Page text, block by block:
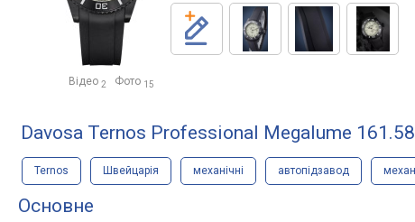
Відео 2 Фото 15
Davosa Ternos Professional Megalume
Ternos Швейцарія механічні автопідзавод
Основне